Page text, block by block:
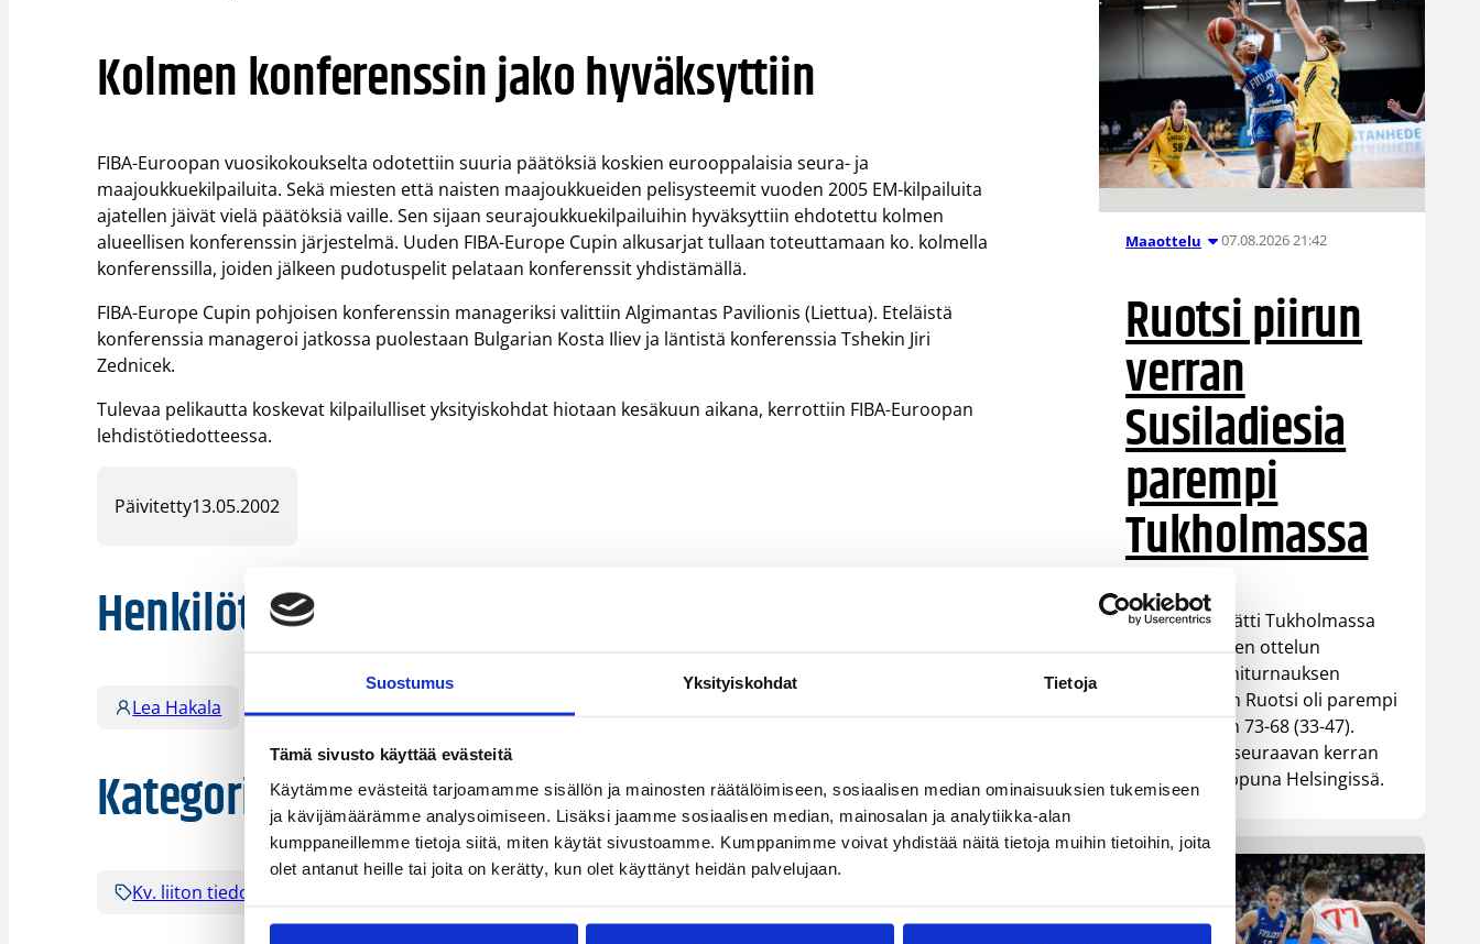
Suostumus Yksityiskohdat Tietoja
Tämä sivusto käyttää evästeitä
Käytämme evästeitä tarjoamamme sisällön ja mainosten räätälöimiseen, sosiaalisen median ominaisuuksien tukemiseen
ja kävijämäärämme analysoimiseen. Lisäksi jaamme sosiaalisen median, mainosalan ja analytiikka-alan
kumppaneillemme tietoja siitä, miten käytät sivustoamme. Kumppanimme voivat yhdistää näitä tietoja muihin tietoihin, joita
olet antanut heille tai joita on kerätty, kun olet käyttänyt heidän palvelujaan.
Kolmen konferenssin jako hyväksyttiin
FIBA-Euroopan vuosikokoukselta odotettiin suuria päätöksiä koskien eurooppalaisia seura- ja
maajoukkuekilpailuita. Sekä miesten että naisten maajoukkueiden pelisysteemit vuoden 2005 EM-kilpailuita
ajatellen jäivät vielä päätöksiä vaille. Sen sijaan seurajoukkuekilpailuihin hyväksyttiin ehdotettu kolmen
alueellisen konferenssin järjestelmä. Uuden FIBA-Europe Cupin alkusarjat tullaan toteuttamaan ko. kolmella
konferenssilla, joiden jälkeen pudotuspelit pelataan konferenssit yhdistämällä.
FIBA-Europe Cupin pohjoisen konferenssin manageriksi valittiin Algimantas Pavilionis (Liettua). Eteläistä
konferenssia manageroi jatkossa puolestaan Bulgarian Kosta Iliev ja läntistä konferenssia Tshekin Jiri
Zednicek.
Tulevaa pelikautta koskevat kilpailulliset yksityiskohdat hiotaan kesäkuun aikana, kerrottiin FIBA-Euroopan
lehdistötiedotteessa.
Päivitetty13.05.2002
Henkilöt
Lea Hakala
Kategoriat
Kv. liiton tiedote
Maaottelu 07.08.2026 21:42
Ruotsi piirun
verran
Susiladiesia
parempi
Tukholmassa
Susiladies päätti Tukholmassa
pelatun kahden ottelun
mittaisen miniturnauksen
tappioon, kun Ruotsi oli parempi
loppulukemin 73-68 (33-47).
Suomi pelaa seuraavan kerran
ensi viikonloppuna Helsingissä.